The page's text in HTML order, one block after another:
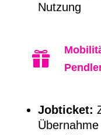
Nutzung

Jobticket: